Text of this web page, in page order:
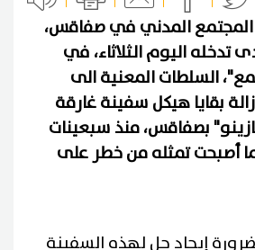
المدني في صفاقس،
تدخله اليوم الثلاثاء، في
السلطات المعنية الى
بقايا هيكل سفينة غارقة
بصفاقس، منذ سبعينات
أصبحت تمثله من خطر على
إيجاد حل لهذه السفينة